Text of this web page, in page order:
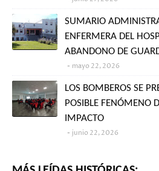
SUMARIO
ENFERMERA DEL
ABANDONO DE
mayo 22, 2026
LOS BOMBEROS SE
POSIBLE FENÓMENO
IMPACTO
junio 22, 2026